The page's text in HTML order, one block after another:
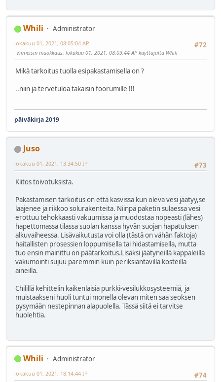
Whili
Administrator
#72
lokakuu 01, 2021, 08:05:04 AP
Viimeisin muokkaus: lokakuu 01, 2021, 08:09:44 AP käyttäjältä Whili
Mikä tarkoitus tuolla esipakastamisella on ?
..niin ja tervetuloa takaisin foorumille !!!
päiväkirja 2019
Juso
#73
lokakuu 01, 2021, 13:34:50 IP
Kiitos toivotuksista.
Pakastamisen tarkoitus on että kasvissa kun oleva vesi jäätyy,se
laajenee ja rikkoo solurakenteita. Niinpä paketin sulaessa vesi
erottuu tehokkaasti vakuumissa ja muodostaa nopeasti (lähes)
hapettomassa tilassa suolan kanssa hyvän suojan hapatuksen
alkuvaiheessa. Lisävaikutusta voi olla (tästä on vähän faktoja)
haitallisten prosessien loppumisella tai hidastamisella, mutta
tuo ensin mainittu on päätarkoitus.Lisäksi jäätyneillä kappaleilla
vakumointi sujuu paremmin kuin periksiantavilla kosteilla
aineilla.
Chilillä kehittelin kaikenlaisia purkki-vesilukkosysteemiä, ja
muistaakseni huoli tuntui monella olevan miten saa seoksen
pysymään nestepinnan alapuolella. Tässä siitä ei tarvitse
huolehtia.
Whili
Administrator
#74
lokakuu 01, 2021, 18:14:44 IP